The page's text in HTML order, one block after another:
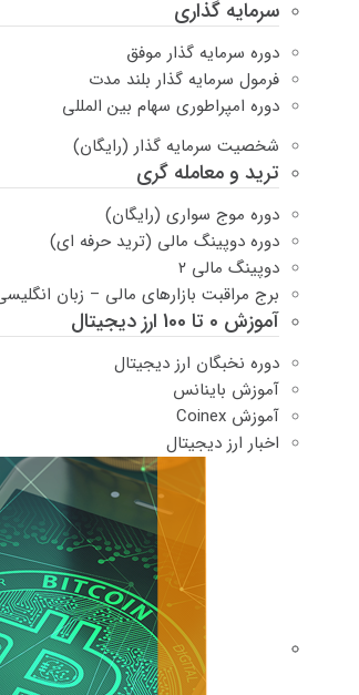
سرمایه گذاری
دوره سرمایه گذار موفق
فرمول سرمایه گذار بلند مدت
دوره امپراطوری سهام بین المللی
شخصیت سرمایه گذار (رایگان)
ترید و معامله گری
دوره موج سواری (رایگان)
دوره دوپینگ مالی (ترید حرفه ای)
دوپینگ مالی ۲
برج مراقبت بازارهای مالی – زبان
آموزش 0 تا 100 ارز دیجیتال
دوره نخبگان ارز دیجیتال
آموزش باینانس
آموزش Coinex
اخبار ارز دیجیتال